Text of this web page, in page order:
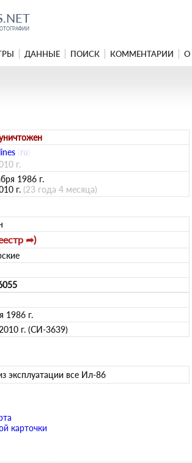
ДАННЫЕ ПОИСК КОММЕНТАРИИ О
ru
г.
1986 г.
г. (23 года 4 месяца)
➦)
1986 г.
г. (СИ-3639)
эксплуатации все Ил-86
карточки